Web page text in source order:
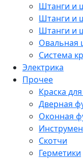
Штанги и
Штанги и
Штанги и
Овальная
Система
Электрика
Прочее
Краска
Дверная
Оконная
Скотчи
Герметики